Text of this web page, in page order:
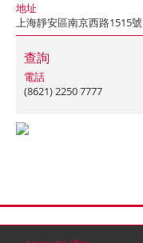
地址
上海靜安區南京西路1515號
查詢
電話
(8621) 2250 7777